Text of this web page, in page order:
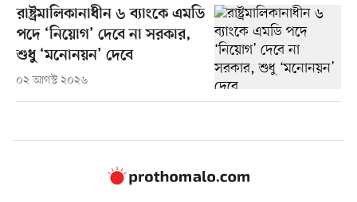
রাষ্ট্রমালিকানাধীন ৬ ব্যাংকে এমডি
পদে ‘নিয়োগ’ দেবে না সরকার,
শুধু ‘মনোনয়ন’ দেবে
০২ আগস্ট ২০২৬